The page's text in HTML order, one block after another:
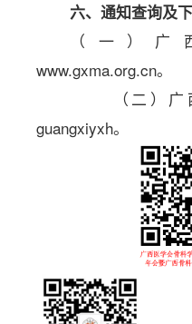
六、通知查询及下
（一） 广
www.gxma.org.cn。
（二）广西医
guangxiyxh。